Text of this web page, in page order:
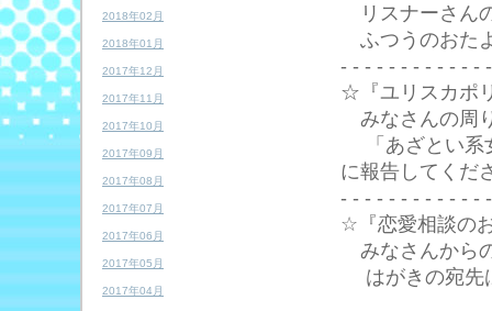
2018年02月
2018年01月
2017年12月
2017年11月
2017年10月
2017年09月
2017年08月
2017年07月
2017年06月
2017年05月
2017年04月
リスナーさん
ふつうのおた
- - - - - - - - - - - -
☆『ユリスカポ
みなさんの周
「あざとい系
に報告してくだ
- - - - - - - - - - - -
☆『恋愛相談の
みなさんから
はがきの宛先